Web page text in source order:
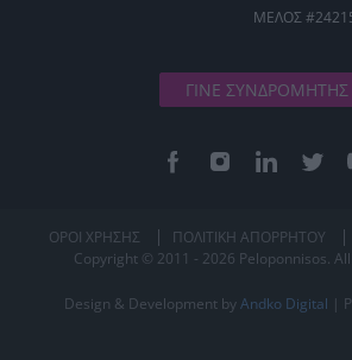
ΓΙΝΕ ΣΥΝΔΡΟΜΗΤΗΣ
ΜΕΛΟΣ
ΟΡΟΙ ΧΡΗΣΗΣ ΠΟΛΙΤΙΚΗ ΑΠΟΡΡΗΤΟΥ
Copyright © 2011 - 2026 Peloponnisos.
Design & Development byAndko Digital |